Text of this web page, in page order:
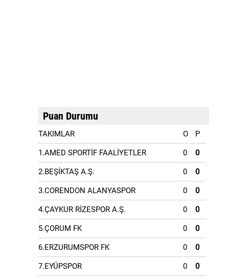
Puan Durumu
TAKIMLAR O P
1.AMED SPORTİF FAALİYETLER 0 0
2.BEŞİKTAŞ A.Ş. 0 0
3.CORENDON ALANYASPOR 0 0
4.ÇAYKUR RİZESPOR A.Ş. 0 0
5.ÇORUM FK 0 0
6.ERZURUMSPOR FK 0 0
7.EYÜPSPOR 0 0